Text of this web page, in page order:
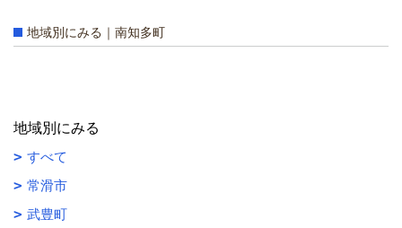
地域別にみる｜南知多町
地域別にみる
すべて
常滑市
武豊町